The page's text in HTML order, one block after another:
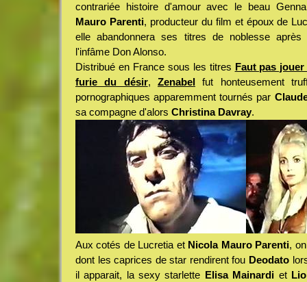
contrariée histoire d'amour avec le beau
Mauro Parenti, producteur du film et époux de
elle abandonnera ses titres de noblesse
l'infâme Don Alonso.
Distribué en France sous les titres Faut pas
furie du désir,Zenabel fut honteusement
pornographiques apparemment tournés par
sa compagne d'alors Christina Davray.
Aux cotés de Lucretia et Nicola Mauro Parenti,
dont les caprices de star rendirent fou Deodato
il apparait, la sexy starlette Elisa Mainardi et